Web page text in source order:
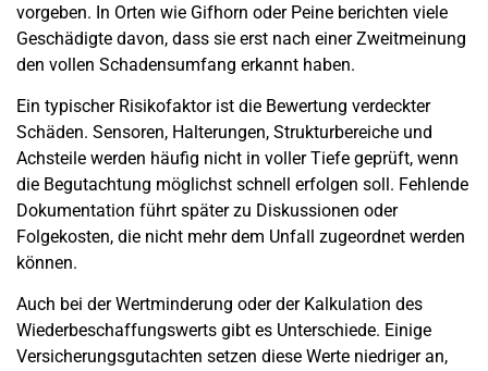
vorgeben. In Orten wie Gifhorn oder Peine berichten viele
Geschädigte davon, dass sie erst nach einer Zweitmeinung
den vollen Schadensumfang erkannt haben.
Ein typischer Risikofaktor ist die Bewertung verdeckter
Schäden. Sensoren, Halterungen, Strukturbereiche und
Achsteile werden häufig nicht in voller Tiefe geprüft, wenn
die Begutachtung möglichst schnell erfolgen soll. Fehlende
Dokumentation führt später zu Diskussionen oder
Folgekosten, die nicht mehr dem Unfall zugeordnet werden
können.
Auch bei der Wertminderung oder der Kalkulation des
Wiederbeschaffungswerts gibt es Unterschiede. Einige
Versicherungsgutachten setzen diese Werte niedriger an,